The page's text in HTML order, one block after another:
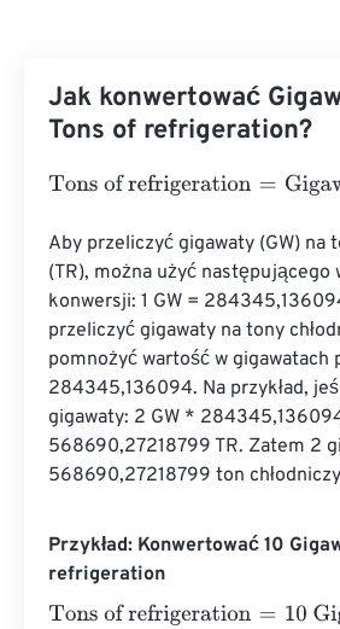
Jak konwertować
Tons of refrigeration?
Tons of refrigeration=Gigawatts×
Aby przeliczyć gigawaty (GW) na
(TR), można użyć następującego
konwersji: 1 GW =
przeliczyć gigawaty na tony
pomnożyć wartość w gigawatach
284345,136094. Na przykład,
gigawaty: 2 GW *
568690,27218799 TR. Zatem 2
568690,27218799 ton
Przykład: Konwertować 10
refrigeration
Tons of refrigeration=10